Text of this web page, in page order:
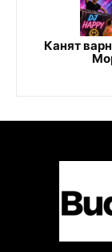
Канят